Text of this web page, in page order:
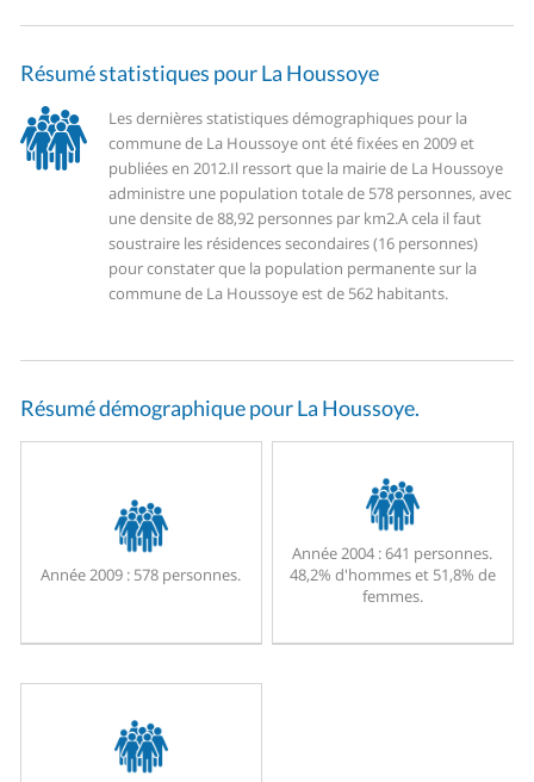
Résumé statistiques pour La Houssoye
Les dernières statistiques démographiques pour la
commune de La Houssoye ont été fixées en 2009 et
publiées en 2012.Il ressort que la mairie de La Houssoye
administre une population totale de 578 personnes, avec
une densite de 88,92 personnes par km2.A cela il faut
soustraire les résidences secondaires (16 personnes)
pour constater que la population permanente sur la
commune de La Houssoye est de 562 habitants.
Résumé démographique pour La Houssoye.
Année 2009 : 578 personnes.
Année 2004 :641 personnes.
48,2% d'hommes et 51,8% de
femmes.